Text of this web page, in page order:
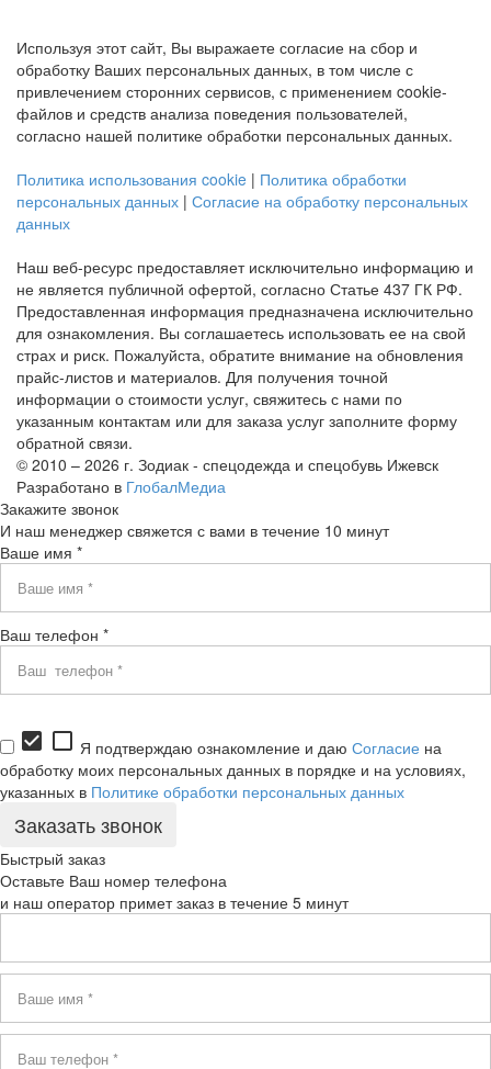
Используя этот сайт, Вы выражаете согласие на сбор и
обработку Ваших персональных данных, в том числе с
привлечением сторонних сервисов, с применением cookie-
файлов и средств анализа поведения пользователей,
согласно нашей политике обработки персональных данных.
Политика использования cookie | Политика обработки
персональных данных | Согласие на обработку персональных
данных
Наш веб-ресурс предоставляет исключительно информацию и
не является публичной офертой, согласно Статье 437 ГК РФ.
Предоставленная информация предназначена исключительно
для ознакомления. Вы соглашаетесь использовать ее на свой
страх и риск. Пожалуйста, обратите внимание на обновления
прайс-листов и материалов. Для получения точной
информации о стоимости услуг, свяжитесь с нами по
указанным контактам или для заказа услуг заполните форму
обратной связи.
© 2010 – 2026 г. Зодиак - спецодежда и спецобувь Ижевск
Разработано в ГлобалМедиа
Закажите звонок
И наш менеджер свяжется с вами в течение 10 минут
Ваше имя *
Ваш телефон *
check_box check_box_outline_blank Я подтверждаю ознакомление и даю Согласие на
обработку моих персональных данных в порядке и на условиях,
указанных в Политике обработки персональных данных
Быстрый заказ
Оставьте Ваш номер телефона
и наш оператор примет заказ в течение 5 минут